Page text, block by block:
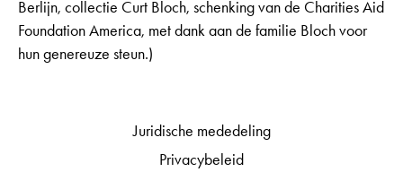
Berlijn, collectie Curt Bloch, schenking van de Charities Aid
Foundation America, met dank aan de familie Bloch voor
hun genereuze steun.)
Juridische mededeling
Privacybeleid